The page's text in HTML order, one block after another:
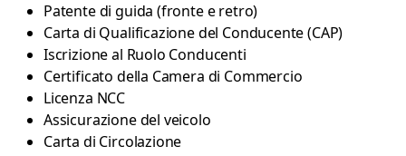
Patente di guida (fronte e retro)
Carta di Qualificazione del Conducente (CAP)
Iscrizione al Ruolo Conducenti
Certificato della Camera di Commercio
Licenza NCC
Assicurazione del veicolo
Carta di Circolazione